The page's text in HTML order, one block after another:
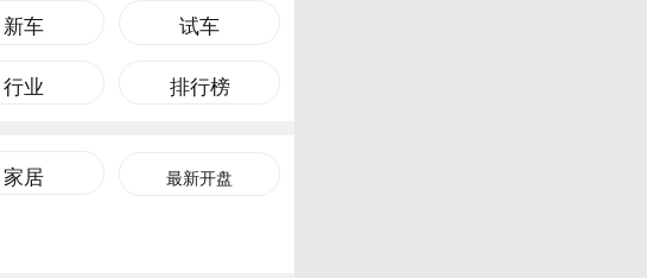
新车 试车
行业 排行榜
家居 最新开盘